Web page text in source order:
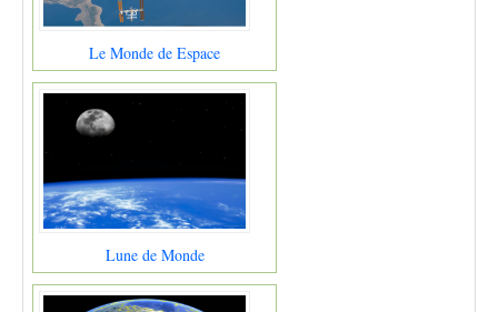
Le Monde de Espace
Lune de Monde